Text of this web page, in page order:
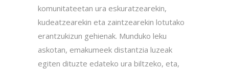
komunitateetan ura eskuratzearekin,
kudeatzearekin eta zaintzearekin lotutako
erantzukizun gehienak. Munduko leku
askotan, emakumeek distantzia luzeak
egiten dituzte edateko ura biltzeko, eta,